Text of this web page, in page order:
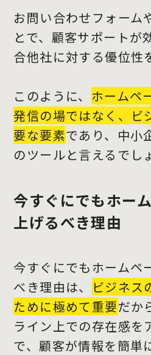
お問い合わせフォーム
とで、顧客サポートが
合他社に対する優位性
このように、 ホームペ
発信の場ではなく、ビ
要な要素であり、中小
のツールと言えるでし
今すぐにでもホー
上げるべき理由
今すぐにでもホームペ
べき理由は、
ビジネス
ために極めて重要だか
ライン上での存在感を
で、顧客が情報を簡単